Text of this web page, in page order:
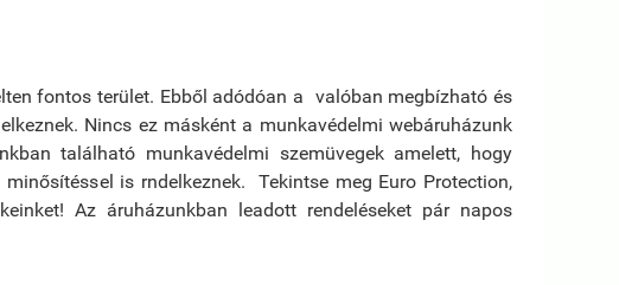
fontos terület. Ebből adódóan a valóban megbízható és
Nincs ez másként a munkavédelmi webáruházunk
található munkavédelmi szemüvegek amelett, hogy
is rndelkeznek. Tekintse meg Euro Protection,
Az áruházunkban leadott rendeléseket pár napos